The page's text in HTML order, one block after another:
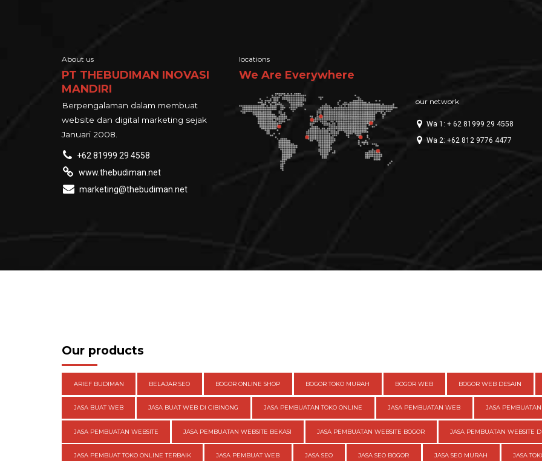
About us
PT THEBUDIMAN INOVASI
MANDIRI
Berpengalaman dalam membuat
website dan digital marketing sejak
Januari 2008.
+62 81999 29 4558
www.thebudiman.net
marketing@thebudiman.net
locations
We Are Everywhere
our network
Wa 1: + 62 81999 29 4558
Wa 2: +62 812 9776 4477
Our products
ARIEF BUDIMAN BELAJAR SEO BOGOR ONLINE SHOP BOGOR TOKO MURAH BOGOR WEB BOGOR WEB DESAIN
JASA BUAT WEB JASA BUAT WEB DI CIBINONG JASA PEMBUATAN TOKO ONLINE JASA PEMBUATAN WEB JASA
JASA PEMBUATAN WEBSITE JASA PEMBUATAN WEBSITE BEKASI JASA PEMBUATAN WEBSITE BOGOR JASA PEMBUATAN WEBSITE
JASA PEMBUAT TOKO ONLINE TERBAIK JASA PEMBUAT WEB JASA SEO JASA SEO BOGOR JASA SEO MURAH JASA